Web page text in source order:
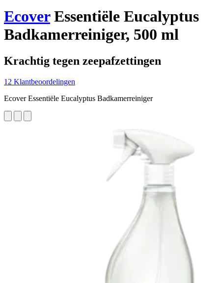
EcoverEssentiële Eucalyptus
Badkamerreiniger, 500 ml
Krachtig tegen zeepafzettingen
12 Klantbeoordelingen
Ecover Essentiële Eucalyptus Badkamerreiniger